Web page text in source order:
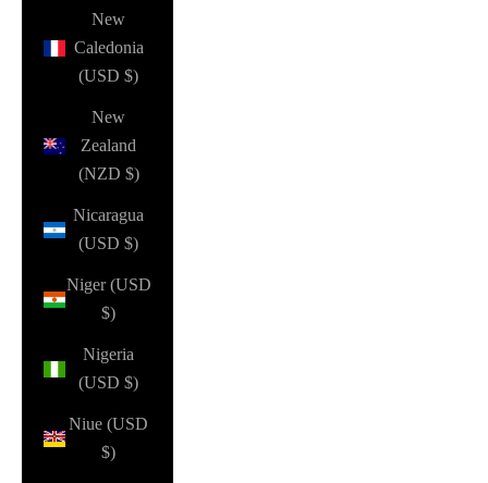
New
Caledonia
(USD $)
New
Zealand
(NZD $)
Nicaragua
(USD $)
Niger (USD
$)
Nigeria
(USD $)
Niue (USD
$)